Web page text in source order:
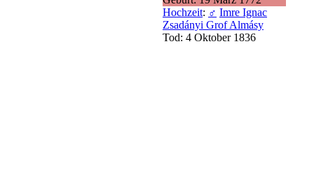
Hochzeit: ♂ Imre Ignac
Zsadányi Grof Almásy
Tod: 4 Oktober 1836